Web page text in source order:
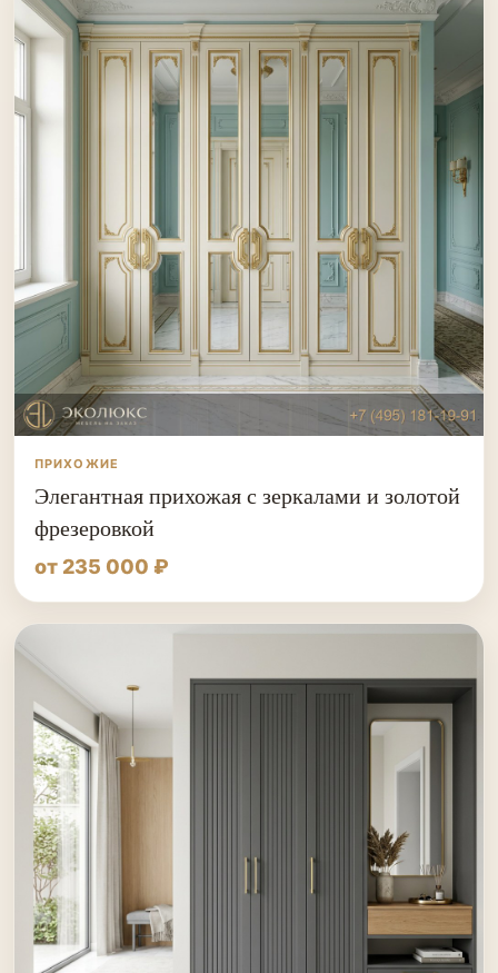
ПРИХОЖИЕ
Элегантная прихожая с зеркалами и золотой
фрезеровкой
от 235 000 ₽